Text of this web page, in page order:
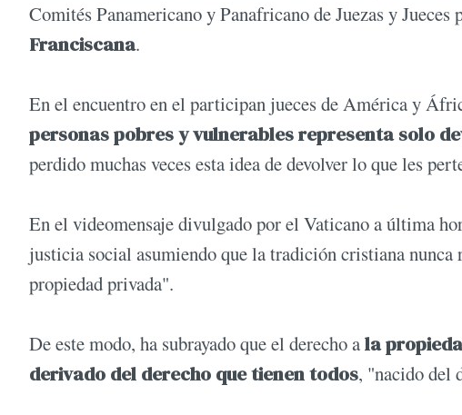
Comités Panamericano y Panafricano de Juezas y Jueces
Franciscana.
En el encuentro en el participan jueces de América y
personas pobres y vulnerables representa solo
perdido muchas veces esta idea de devolver lo que les
En el videomensaje divulgado por el Vaticano a última
justicia social asumiendo que la tradición cristiana
propiedad privada".
De este modo, ha subrayado que el derecho ala
derivado del derecho que tienen todos, "nacido del